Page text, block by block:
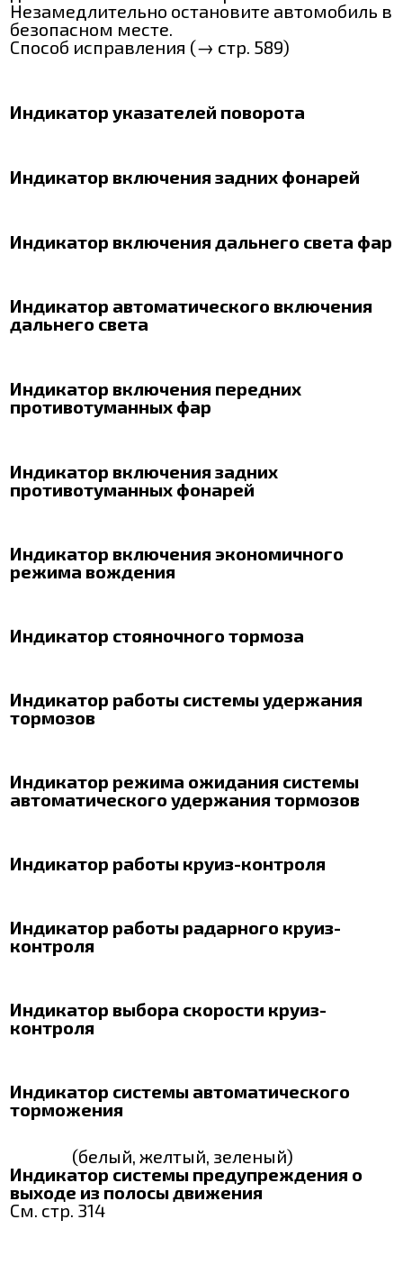
Незамедлительно остановите автомобиль в
безопасном месте.
Способ исправления (→ стр. 589)
Индикатор указателей поворота
Индикатор включения задних фонарей
Индикатор включения дальнего света фар
Индикатор автоматического включения
дальнего света
Индикатор включения передних
противотуманных фар
Индикатор включения задних
противотуманных фонарей
Индикатор включения экономичного
режима вождения
Индикатор стояночного тормоза
Индикатор работы системы удержания
тормозов
Индикатор режима ожидания системы
автоматического удержания тормозов
Индикатор работы круиз-контроля
Индикатор работы радарного круиз-
контроля
Индикатор выбора скорости круиз-
контроля
Индикатор системы автоматического
торможения
(белый, желтый, зеленый)
Индикатор системы предупреждения о
выходе из полосы движения
См. стр. 314